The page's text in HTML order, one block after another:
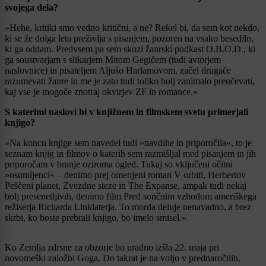
svojega dela?
»Hehe, kritiki smo vedno kritični, a ne? Rekel bi, da sem kot nekdo,
ki se že dolga leta preživlja s pisanjem, pozoren na vsako besedilo,
ki ga oddam. Predvsem pa sem skozi žanrski podkast O.B.O.D., ki
ga soustvarjam s slikarjem Mitom Gegičem (tudi avtorjem
naslovnice) in pisateljem Aljošo Harlamovom, začel drugače
razumevati žanre in me je zato tudi toliko bolj zanimalo preučevati,
kaj vse je mogoče znotraj okvirjev ZF in romance.«
S katerimi naslovi bi v knjižnem in filmskem svetu primerjali
knjigo?
»Na koncu knjige sem navedel tudi »navdihe in priporočila«, to je
seznam knjig in filmov o katerih sem razmišljal med pisanjem in jih
priporočam v branje oziroma ogled. Tukaj so vključeni očitni
»osumljenci« – denimo prej omenjeni roman V orbiti, Herbertov
Peščeni planet, Zvezdne steze in The Expanse, ampak tudi nekaj
bolj presenetljivih, denimo film Pred sončnim vzhodom ameriškega
režiserja Richarda Linklaterja. To morda deluje nenavadno, a brez
skrbi, ko boste prebrali knjigo, bo imelo smisel.«
Ko Zemlja zdrsne za obzorje bo uradno izšla 22. maja pri
novomeški založbi Goga. Do takrat je na voljo v prednaročilih.